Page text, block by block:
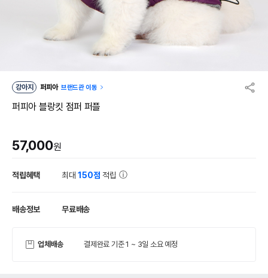
강아지 퍼피아 브랜드관 이동
퍼피아 블랑킷 점퍼 퍼플
57,000원
적립혜택 최대150점 적립
배송정보 무료배송
업체배송 결제완료 기준 1 ~ 3일 소요 예정